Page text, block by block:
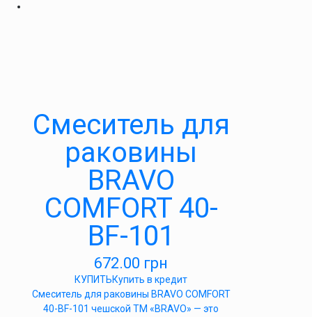
Cмеситель для
раковины
BRAVO
COMFORT 40-
BF-101
672.00 грн
КУПИТЬКупить в кредит
Cмеситель для раковины BRAVO COMFORT
40-BF-101 чешской ТМ «BRAVO» — это